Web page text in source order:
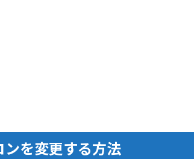
ンを変更する方法